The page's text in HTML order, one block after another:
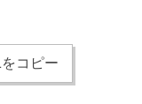
コピー